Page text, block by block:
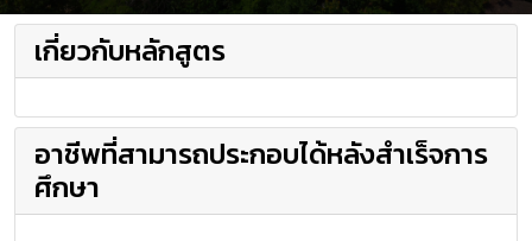
เกี่ยวกับหลักสูตร
อาชีพที่สามารถประกอบได้หลังสำเร็จการ
ศึกษา